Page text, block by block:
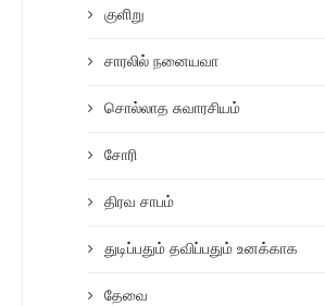
குளிறு
சாரலில் நனையவா
சொல்லாத சுவாரசியம்
சோரி
திரவ சாபம்
துடிப்பதும் தவிப்பதும் உனக்காக
தேவை